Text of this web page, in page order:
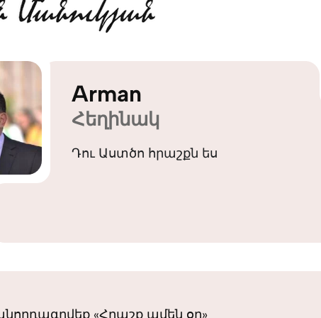
Arman
Հեղինակ
Դու Աստծո հրաշքն ես
«Հրաշք ամեն օր»